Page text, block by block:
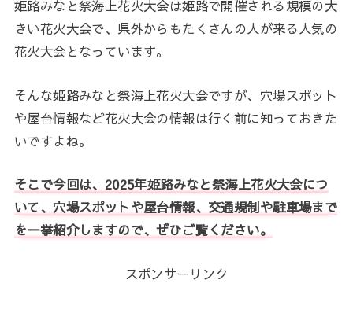
姫路みなと祭海上花火大会は姫路で開催される規模の大
きい花火大会で、県外からもたくさんの人が来る人気の
花火大会となっています。
そんな姫路みなと祭海上花火大会ですが、穴場スポット
や屋台情報など花火大会の情報は行く前に知っておきた
いですよね。
そこで今回は、2025年姫路みなと祭海上花火大会につ
いて、穴場スポットや屋台情報、交通規制や駐車場まで
を一挙紹介しますので、ぜひご覧ください。
スポンサーリンク